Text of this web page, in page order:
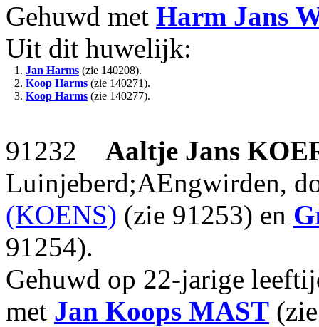
Gehuwd met Harm Jans
Uit dit huwelijk:
1. Jan Harms (zie 140208).
2. Koop Harms (zie 140271).
3. Koop Harms (zie 140277).
91232 Aaltje Jans
Luinjeberd;AEngwirden,
(KOENS) (zie 91253) en
91254).
Gehuwd op 22-jarige
met Jan Koops MAST